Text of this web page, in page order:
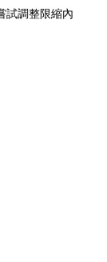
試調整限縮內